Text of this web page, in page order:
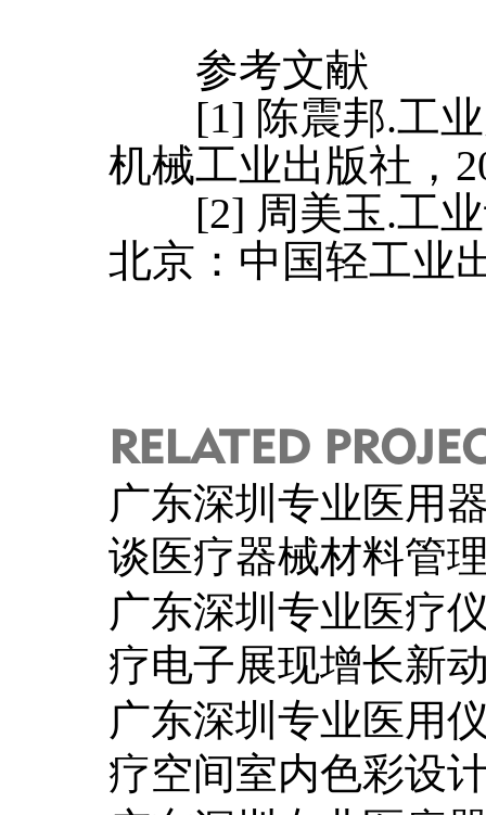
参考文献
[1] 陈震邦.工业
机械工业出版社，
[2] 周美玉.工业
北京：中国轻工业
RELATED
广东深圳专业医用
谈医疗器械材料管
广东深圳专业医疗
疗电子展现增长新
广东深圳专业医用
疗空间室内色彩设